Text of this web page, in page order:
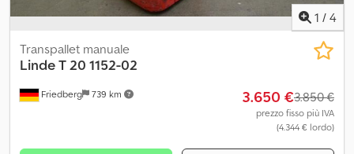
1 / 4
Friedberg 739 km
Transpallet manuale
LindeT 20 1152-02
3.650 €3.850 €
prezzo fisso più IVA
(4.344 € lordo)